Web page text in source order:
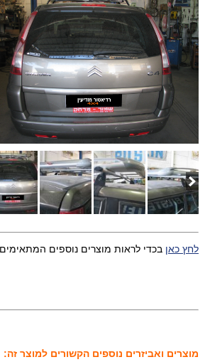
לחץ כאן בכדי לראות מוצרים נוספים
מוצרים ואביזרים נוספים הקשורים למוצר זה: